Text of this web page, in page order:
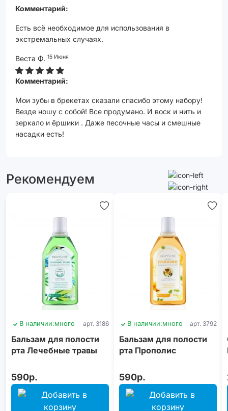
Комментарий:
Есть всё необходимое для использования в
экстремальных случаях.
Веста Ф. 15 Июня
Комментарий:
Мои зубы в брекетах сказали спасибо этому набору!
Везде ношу с собой! Все продумано. И воск и нить и
зеркало и ёршики . Даже песочные часы и смешные
насадки есть!
Рекомендуем
В наличии:много арт. 3186
Бальзам для полости
рта Лечебные травы
590р.
В наличии:много арт. 3792
Бальзам для полости
рта Прополис
590р.